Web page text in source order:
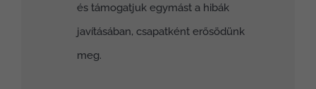
és támogatjuk egymást a hibák
javításában, csapatként erősödünk
meg.